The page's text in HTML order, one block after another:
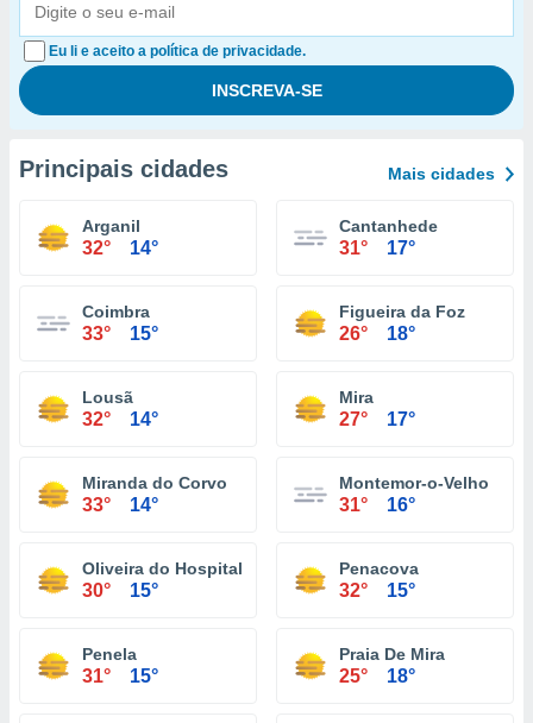
Eu li e aceito a política de privacidade.
Principais cidades Mais cidades
Arganil
32° 14°
Cantanhede
31° 17°
Coimbra
33° 15°
Figueira da Foz
26° 18°
Lousã
32° 14°
Mira
27° 17°
Miranda do Corvo
33° 14°
Montemor-o-Velho
31° 16°
Oliveira do Hospital
30° 15°
Penacova
32° 15°
Penela
31° 15°
Praia De Mira
25° 18°